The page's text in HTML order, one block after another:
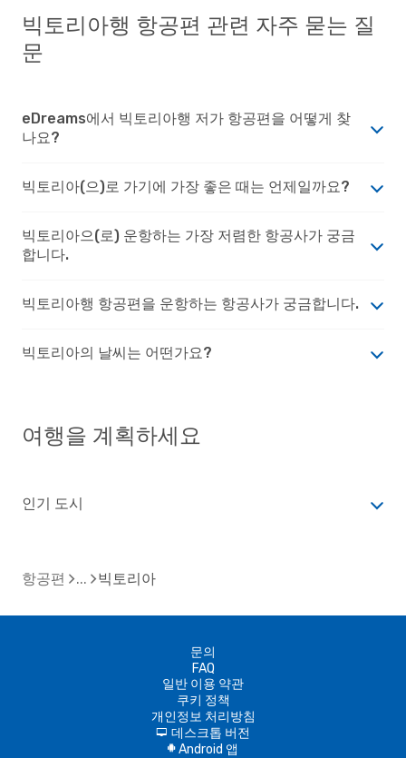
빅토리아행 항공편 관련 자주 묻는 질
문
eDreams에서 빅토리아행 저가 항공편을 어떻게 찾
나요?
빅토리아(으)로 가기에 가장 좋은 때는 언제일까요?
빅토리아으(로) 운항하는 가장 저렴한 항공사가 궁금
합니다.
빅토리아행 항공편을 운항하는 항공사가 궁금합니다.
빅토리아의 날씨는 어떤가요?
여행을 계획하세요
인기 도시
항공편 빅토리아
문의
FAQ
일반 이용 약관
쿠키 정책
개인정보 처리방침
d 데스크톱 버전
A Android 앱